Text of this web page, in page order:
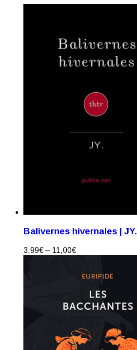
Balivernes hivernales | JY.
3,99€ – 11,00€